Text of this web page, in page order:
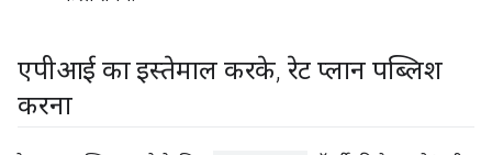
एपीआई का इस्तेमाल करके, रेट प्लान पब्लिश
करना